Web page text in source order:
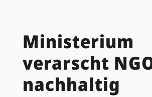
Ministerium
verarscht
nachhaltig